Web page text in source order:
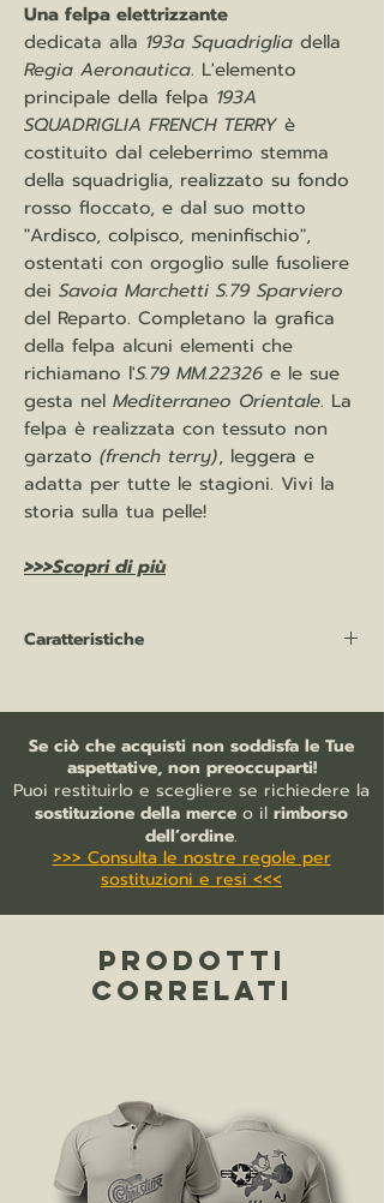
Una felpa elettrizzante
dedicata alla 193a Squadriglia della
Regia Aeronautica. L'elemento
principale della felpa 193A
SQUADRIGLIA FRENCH TERRY è
costituito dal celeberrimo stemma
della squadriglia, realizzato su fondo
rosso floccato, e dal suo motto
"Ardisco, colpisco, meninfischio",
ostentati con orgoglio sulle fusoliere
dei Savoia Marchetti S.79 Sparviero
del Reparto. Completano la grafica
della felpa alcuni elementi che
richiamano l'S.79 MM.22326 e le sue
gesta nel Mediterraneo Orientale. La
felpa è realizzata con tessuto non
garzato (french terry), leggera e
adatta per tutte le stagioni. Vivi la
storia sulla tua pelle!
>>>Scopri di più
Caratteristiche
gr/mq
85% cotone pettinato | 15% poliestere
Interno non garzato (french terry)
polsini e fondo del capo a costina
2x2
tasca a marsupio
mezzaluna e nastro di rinforzo in
jersey sul collo
cordino con occhielli e stopper tono
Se ciò che acquisti non soddisfa le Tue
aspettative, non preoccuparti!
Puoi restituirlo e scegliere se richiedere la
sostituzione della merce o il rimborso
dell’ordine.
>>> Consulta le nostre regole per
sostituzioni e resi <<<
PRODOTTI
CORRELATI